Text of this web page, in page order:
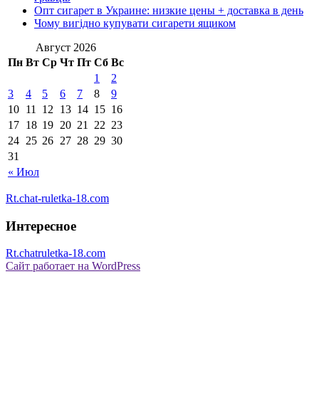
Опт сигарет в Украине: низкие цены + доставка в день
Чому вигідно купувати сигарети ящиком
Август 2026
Пн Вт Ср Чт Пт Сб Вс
« Июл
1
2
3
4 5 6 7 8
9
10 11 12 13 14 15 16
17 18 19 20 21 22 23
24 25 26 27 28 29 30
31
Rt.chat-ruletka-18.com
Интересное
Rt.chatruletka-18.com
Сайт работает на WordPress